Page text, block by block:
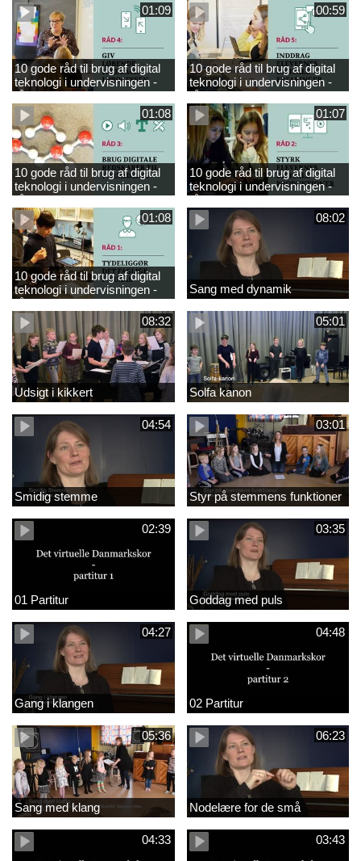
01:09
10 gode råd til brug af digital
teknologi i undervisningen -
råd 4
00:59
10 gode råd til brug af digital
teknologi i undervisningen -
råd 5
01:08
10 gode råd til brug af digital
teknologi i undervisningen -
råd 3
01:07
10 gode råd til brug af digital
teknologi i undervisningen -
råd 2
01:08
10 gode råd til brug af digital
teknologi i undervisningen -
råd 1
08:02
Sang med dynamik
08:32
Udsigt i kikkert
05:01
Solfa kanon
04:54
Smidig stemme
03:01
Styr på stemmens funktioner
02:39
01 Partitur
03:35
Goddag med puls
04:27
Gang i klangen
04:48
02 Partitur
05:36
Sang med klang
06:23
Nodelære for de små
04:33 03:43